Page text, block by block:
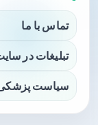
تماس با ما
تبلیغات در
سیاست